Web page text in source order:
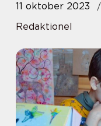
11 oktober 2023
Redaktionel